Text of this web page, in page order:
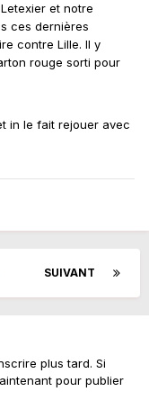
et notre
ces dernières
contre Lille. Il y
rouge sorti pour
in le fait rejouer avec
SUIVANT
plus tard. Si
pour publier